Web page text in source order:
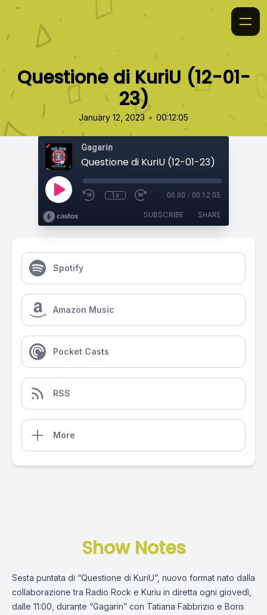
Questione di KuriU (12-01-
23)
January 12, 2023 • 00:12:05
Gagarin
Questione di KuriU (12-01-23)
1x 00:00 / 00:12:05
SUBSCRIBE SHARE
Spotify
Amazon Music
Pocket Casts
RSS
More
Show Notes
Sesta puntata di “Questione di KuriU”, nuovo format nato dalla
collaborazione tra Radio Rock e Kuriu in diretta ogni giovedì,
dalle 11:00, durante “Gagarin” con Tatiana Fabbrizio e Boris